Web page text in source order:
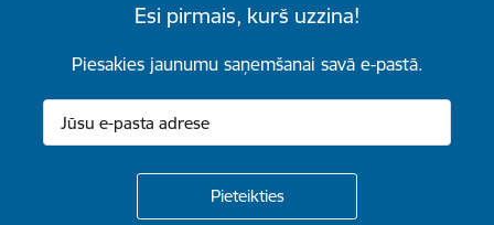
Esi pirmais, kurš uzzina!
Piesakies jaunumu saņemšanai savā e-pastā.